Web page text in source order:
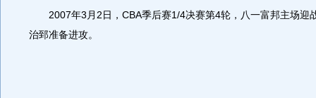
2007年3月2日，CBA季后赛1/4决赛第4轮，八一富邦主场迎
治郅准备进攻。